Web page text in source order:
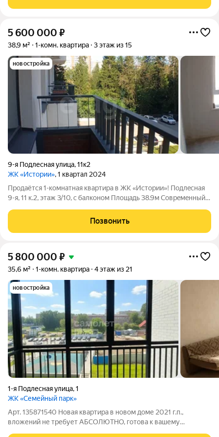
Арт. 136169671
5 600 000 ₽
38,9 м² 1-комн. квартира 3 этаж из 15
новостройка
9-я Подлесная улица,11к2
ЖК «Истории», 1 квартал 2024
Пpодаётcя 1-кoмнaтнaя квартира в ЖК «Иcтоpии»! Подлeснaя
9-я, 11 к.2, этаж 3/10, с балконом Плoщадь 38.9м Соврeмeнный
ocтaнoвки, магазины, шкoлы. Окна во двор никакого шума от
дороги, только тишина и
Позвонить
5 800 000 ₽
35,6 м² 1-комн. квартира 4 этаж из 21
новостройка
1-я Подлесная улица,1
ЖК «Семейный парк»
Арт. 135871540 Новая квартира в новом доме 2021 г.п.,
вложений не требует АБСОЛЮТНО, готова к вашему